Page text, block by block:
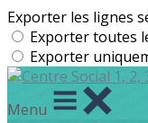
Exporter les lignes
Exporter toutes
Exporter
Menu